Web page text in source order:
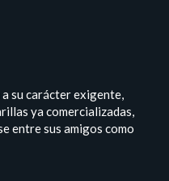
su carácter exigente,
ya comercializadas,
entre sus amigos como